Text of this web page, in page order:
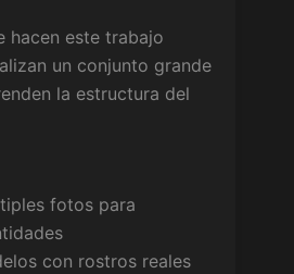
hacen este trabajo
un conjunto grande
la estructura del
fotos para
con rostros reales